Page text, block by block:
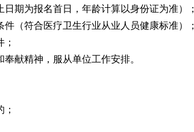
期为报名首日，年龄计算以身份证为准）；
（符合医疗卫生行业从业人员健康标准）；
献精神，服从单位工作安排。